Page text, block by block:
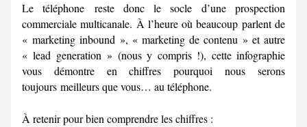
Le téléphone reste donc le socle d’une prospection
commerciale multicanale. À l’heure où beaucoup parlent de
« marketing inbound », « marketing de contenu » et autre
« lead generation » (nous y compris !), cette infographie
vous démontre en chiffres pourquoi nous serons
toujours meilleurs que vous… au téléphone.
À retenir pour bien comprendre les chiffres :